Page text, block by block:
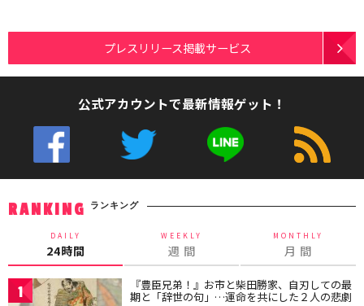
プレスリリース掲載サービス
公式アカウントで最新情報ゲット！
RANKING ランキング
DAILY
24時間
WEEKLY
週 間
MONTHLY
月 間
1 『豊臣兄弟！』お市と柴田勝家、自刃しての最
期と「辞世の句」…運命を共にした２人の悲劇